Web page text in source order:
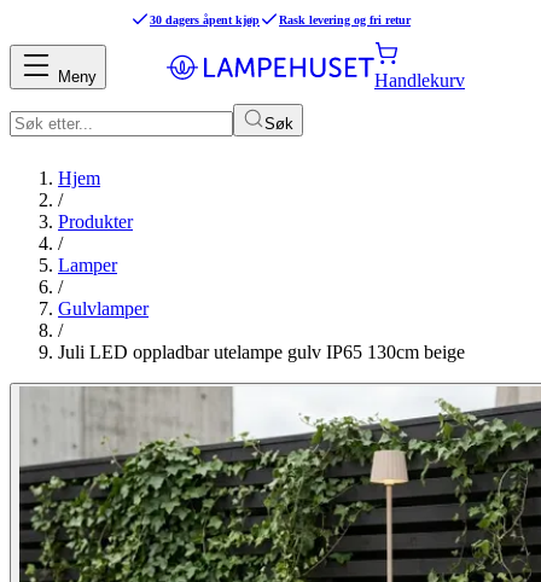
30 dagers åpent kjøp Rask levering og fri retur
Søk
Handlekurv
Meny
Hjem
/
Produkter
/
Lamper
/
Gulvlamper
/
Juli LED oppladbar utelampe gulv IP65 130cm beige